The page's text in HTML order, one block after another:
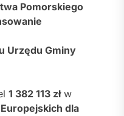
Pomorskiego
Urzędu Gminy
1 382 113 złw
dla